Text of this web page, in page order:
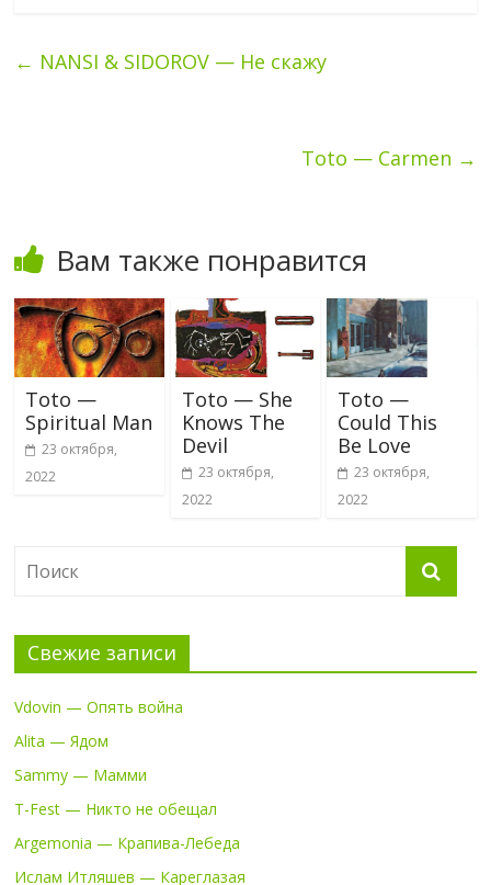
← NANSI & SIDOROV — Не скажу
Toto — Carmen →
Вам также понравится
Toto —
Spiritual Man
23 октября,
2022
Toto — She
Knows The
Devil
23 октября,
2022
Toto —
Could This
Be Love
23 октября,
2022
Свежие записи
Vdovin — Опять война
Alita — Ядом
Sammy — Мамми
T-Fest — Никто не обещал
Argemonia — Крапива-Лебеда
Ислам Итляшев — Кареглазая